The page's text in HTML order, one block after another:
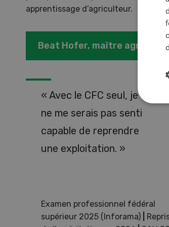
apprentissage d’agriculteur.
Beat Hofer, maître
« Avec le CFC seul, je
ne me serais pas senti
capable de reprendre
une exploitation. »
Examen professionnel fédéral
supérieur 2025 (Inforama)